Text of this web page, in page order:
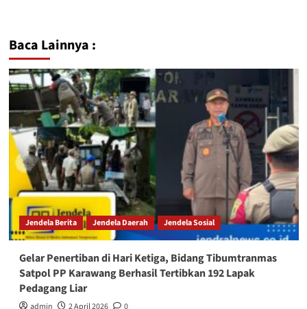
Baca Lainnya :
Jendela Berita Jendela Daerah Jendela Sosial
Gelar Penertiban di Hari Ketiga, Bidang Tibumtranmas
Satpol PP Karawang Berhasil Tertibkan 192 Lapak
Pedagang Liar
admin 2 April 2026 0